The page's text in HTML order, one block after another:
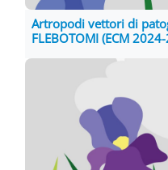
Artropodi vettori di
FLEBOTOMI (ECM